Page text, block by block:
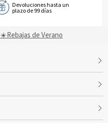
Devoluciones hasta un
plazo de 99 días
☀️Rebajas de Verano